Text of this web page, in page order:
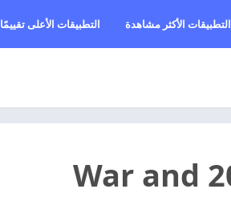
التطبيقات الأكثر مشاهدة التطبيقات الأعلى تقييمًا
تحميل لعبه الحرب والنظام مهكره 2026 War and